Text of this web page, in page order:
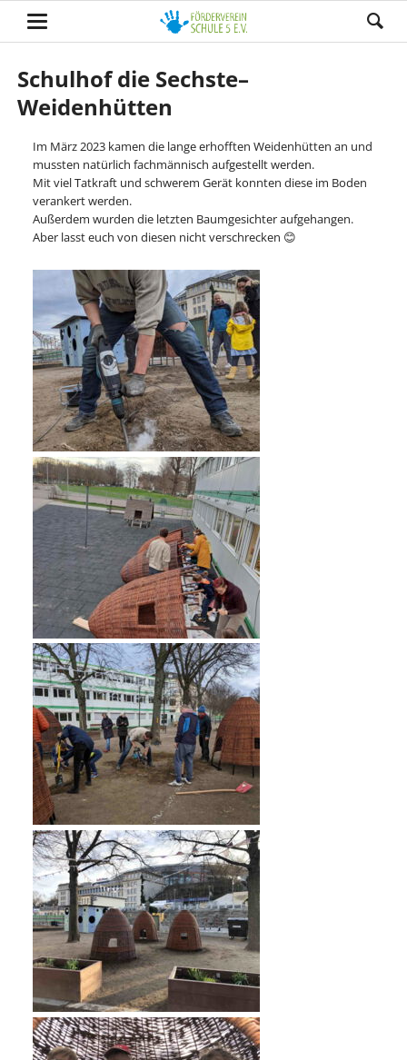
Schulhof die Sechste–
Weidenhütten
Im März 2023 kamen die lange erhofften Weidenhütten an und
mussten natürlich fachmännisch aufgestellt werden.
Mit viel Tatkraft und schwerem Gerät konnten diese im Boden
verankert werden.
Außerdem wurden die letzten Baumgesichter aufgehangen.
Aber lasst euch von diesen nicht verschrecken 😊